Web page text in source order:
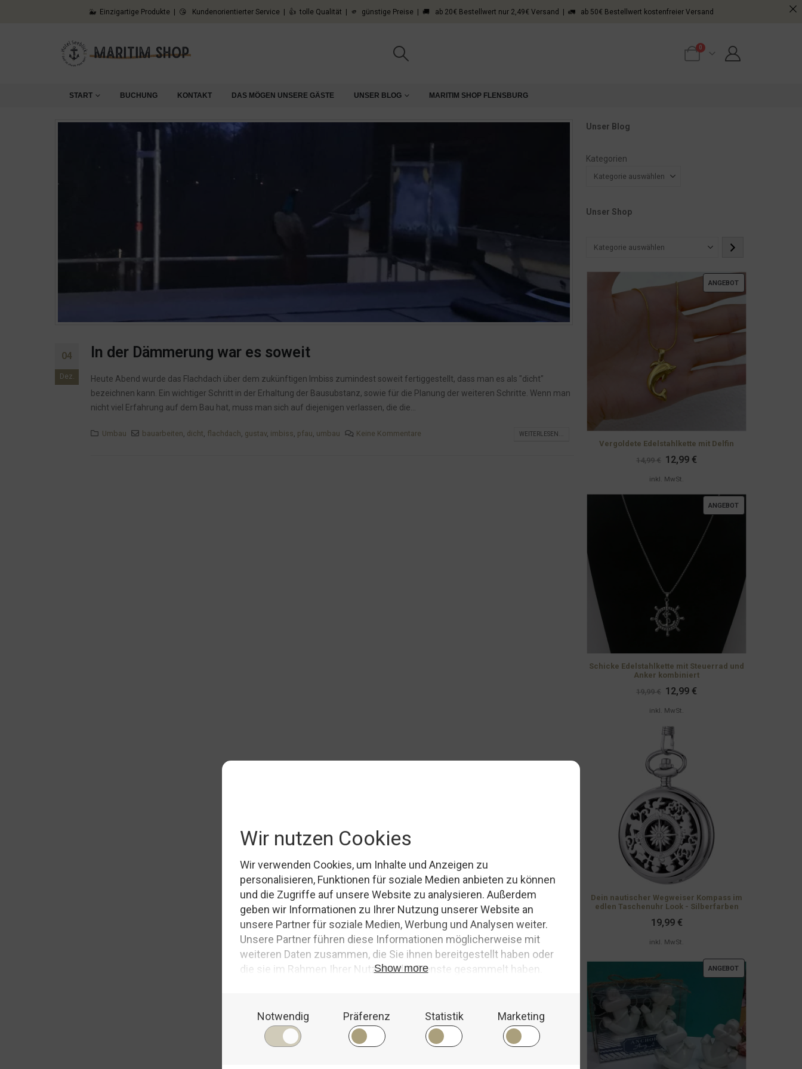
🐳 Einzigartige Produkte | 😘 Kundenorientierter Service | 👍 tolle Qualität | 🫵 günstige Preise | 🚚 ab 20€ Bestellwert nur 2,49€ Versand | 🚛 ab 50€ Bestellwert kostenfreier Versand
0
START BUCHUNG KONTAKT DAS MÖGEN UNSERE GÄSTE UNSER BLOG MARITIM SHOP FLENSBURG
04
Dez.
In der Dämmerung war es soweit
Heute Abend wurde das Flachdach über dem zukünftigen Imbiss zumindest soweit fertiggestellt, dass man es als "dicht"
bezeichnen kann. Ein wichtiger Schritt in der Erhaltung der Bausubstanz, sowie für die Planung der weiteren Schritte. Wenn man
nicht viel Erfahrung auf dem Bau hat, muss man sich auf diejenigen verlassen, die die...
Umbau bauarbeiten, dicht, flachdach, gustav, imbiss, pfau, umbau Keine Kommentare WEITERLESEN...
Unser Blog
Kategorien
Unser Shop
Kategorie
ANGEBOTPRODUKT
IM
Vergoldete Edelstahlkette mit Delfin
14,99€ Ursprünglicher
Preis
war:
12,99 €Aktueller
inkl. MwSt.
ANGEBOTPRODUKT
Schicke Edelstahlkette mit Steuerrad und
Anker kombiniert
19,99€ Ursprünglicher
Preis
war:
12,99 €Aktueller
inkl. MwSt.
Dein nautischer Wegweiser Kompass im
edlen Taschenuhr Look - Silberfarben
19,99 €
inkl. MwSt.
ANGEBOTPRODUKT
ANGEBOT